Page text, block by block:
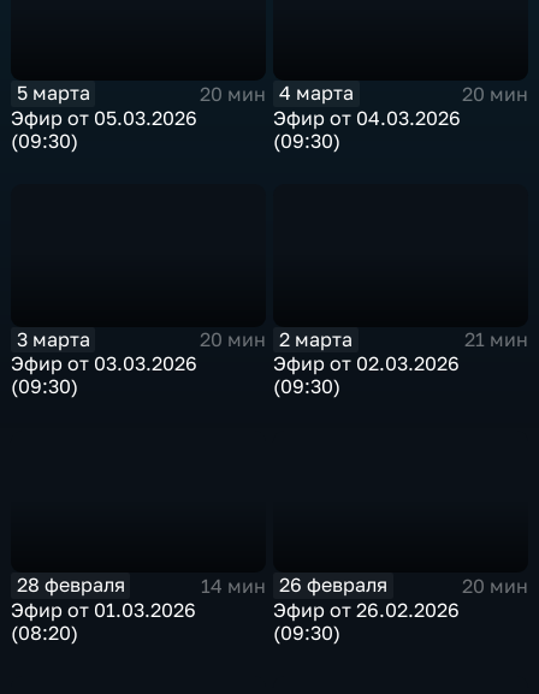
5 марта
20 мин
Эфир от 05.03.2026
(09:30)
4 марта
20 мин
Эфир от 04.03.2026
(09:30)
3 марта
20 мин
Эфир от 03.03.2026
(09:30)
2 марта
21 мин
Эфир от 02.03.2026
(09:30)
28 февраля
14 мин
Эфир от 01.03.2026
(08:20)
26 февраля
20 мин
Эфир от 26.02.2026
(09:30)